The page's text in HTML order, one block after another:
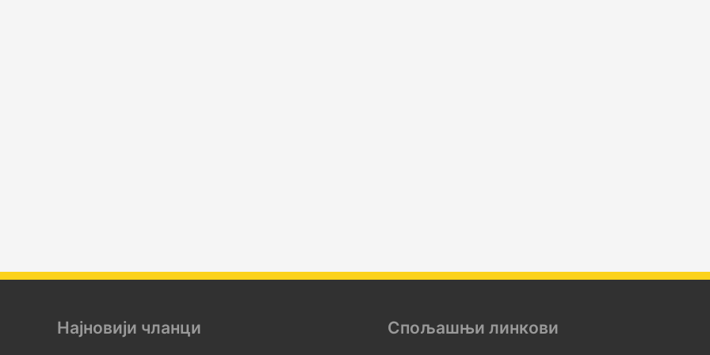
Најновији чланци Спољашњи линкови